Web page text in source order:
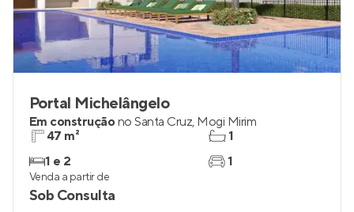
Portal Michelângelo
Em construçãono Santa Cruz, Mogi Mirim
47 m²
1 e 2
1
1
Venda a partir de
Sob Consulta